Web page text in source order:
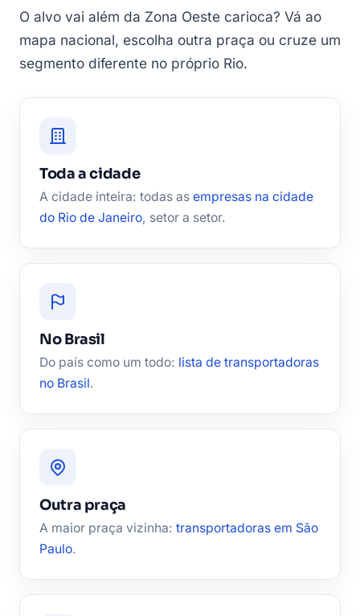
O alvo vai além da Zona Oeste carioca? Vá ao
mapa nacional, escolha outra praça ou cruze um
segmento diferente no próprio Rio.
Toda a cidade
A cidade inteira: todas as empresas na cidade
do Rio de Janeiro, setor a setor.
No Brasil
Do país como um todo: lista de transportadoras
no Brasil.
Outra praça
A maior praça vizinha: transportadoras em São
Paulo.